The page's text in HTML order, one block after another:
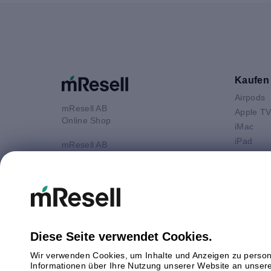
mResell AB
Online Shop
mResell AB
E-Mail
Kaufen
Airpods
Apple TV
iMac
iPad
Watch
Diese Seite verwendet Cookies.
Wir verwenden Cookies, um Inhalte und Anzeigen zu
Informationen über Ihre Nutzung unserer Website an